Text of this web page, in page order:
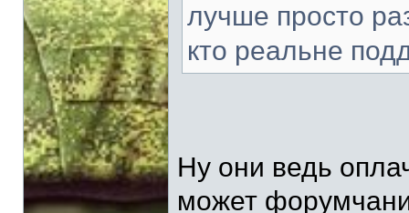
лучше просто
кто реальне
Ну они ведь
может